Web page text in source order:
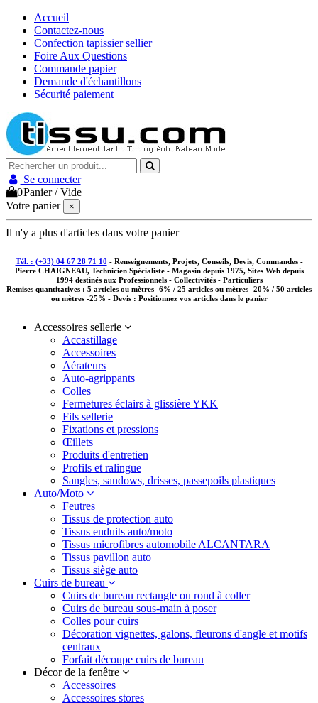
Accueil
Contactez-nous
Confection tapissier sellier
Foire Aux Questions
Commande papier
Demande d'échantillons
Sécurité paiement
Se connecter
0Panier /Vide
Votre panier
×
Il n'y a plus d'articles dans votre panier
Tél. : (+33) 04 67 28 71 10 - Renseignements, Projets, Conseils, Devis, Commandes -
Pierre CHAIGNEAU, Technicien Spécialiste - Magasin depuis 1975, Sites Web depuis
1994 destinés aux Professionnels - Collectivités - Particuliers
Remises quantitatives : 5 articles ou mètres -6% / 25 articles ou mètres -20% / 50 articles
ou mètres -25% - Devis : Positionnez vos articles dans le panier
Accessoires sellerie
Accastillage
Accessoires
Aérateurs
Auto-agrippants
Colles
Fermetures éclairs à glissière YKK
Fils sellerie
Fixations et pressions
Œillets
Produits d'entretien
Profils et ralingue
Sangles, sandows, drisses, passepoils plastiques
Auto/Moto
Feutres
Tissus de protection auto
Tissus enduits auto/moto
Tissus microfibres automobile ALCANTARA
Tissus pavillon auto
Tissus siège auto
Cuirs de bureau
Cuirs de bureau rectangle ou rond à coller
Cuirs de bureau sous-main à poser
Colles pour cuirs
Décoration vignettes, galons, fleurons d'angle et motifs
centraux
Forfait découpe cuirs de bureau
Décor de la fenêtre
Accessoires
Accessoires stores